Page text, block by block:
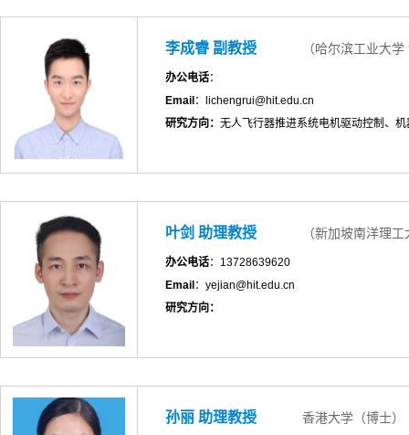
李成睿 副教授 （哈尔滨工业大
办公电话：
Email ：lichengrui@hit.edu.cn
研究方向： 无人飞行器推进系统电机驱动控制、
叶剑 助理教授 （新加坡南洋理
办公电话：13728639620
Email ：yejian@hit.edu.cn
研究方向：
孙丽 助理教授 香港大学（博士）